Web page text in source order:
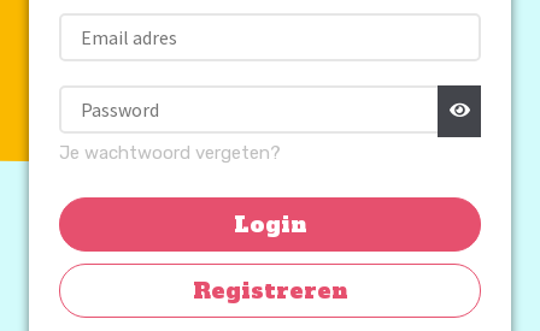
Je wachtwoord vergeten?
Login
Registreren